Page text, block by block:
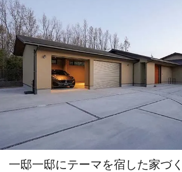
一邸一邸にテーマを宿した家づく